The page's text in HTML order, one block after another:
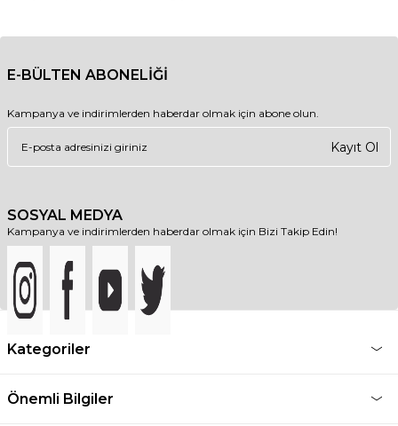
E-BÜLTEN ABONELİĞİ
Kampanya ve indirimlerden haberdar olmak için abone olun.
Kayıt Ol
SOSYAL MEDYA
Kampanya ve indirimlerden haberdar olmak için Bizi Takip Edin!
Kategoriler
Önemli Bilgiler